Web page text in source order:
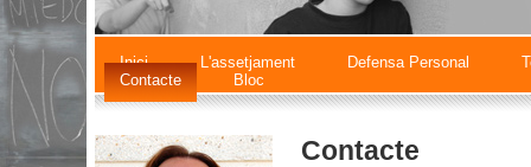
Inici L'assetjament Defensa Personal
Contacte
Bloc
Contacte